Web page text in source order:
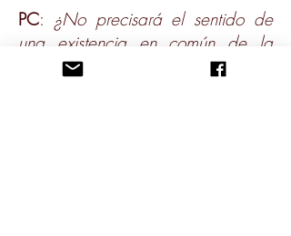
PC: ¿No precisará el sentido de
una existencia en común de la
política como intervención y